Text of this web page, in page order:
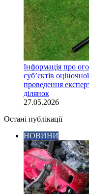
Інформація про
суб’єктів
проведення
ділянок
27.05.2026
Остані публікації
НОВИНИ